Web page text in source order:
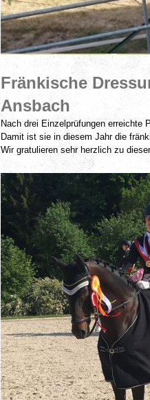
Fränkische
Ansbach
Nach drei Einzelprüfungen erreichte
Damit ist sie in diesem Jahr die
Wir gratulieren sehr herzlich zu